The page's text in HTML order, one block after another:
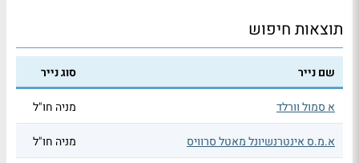
תוצאות חיפוש
שם נייר סוג נייר
א סמול וורלד מניה חו"ל
א.מ.ס אינטרנשיונל מאטל סרוויס מניה חו"ל